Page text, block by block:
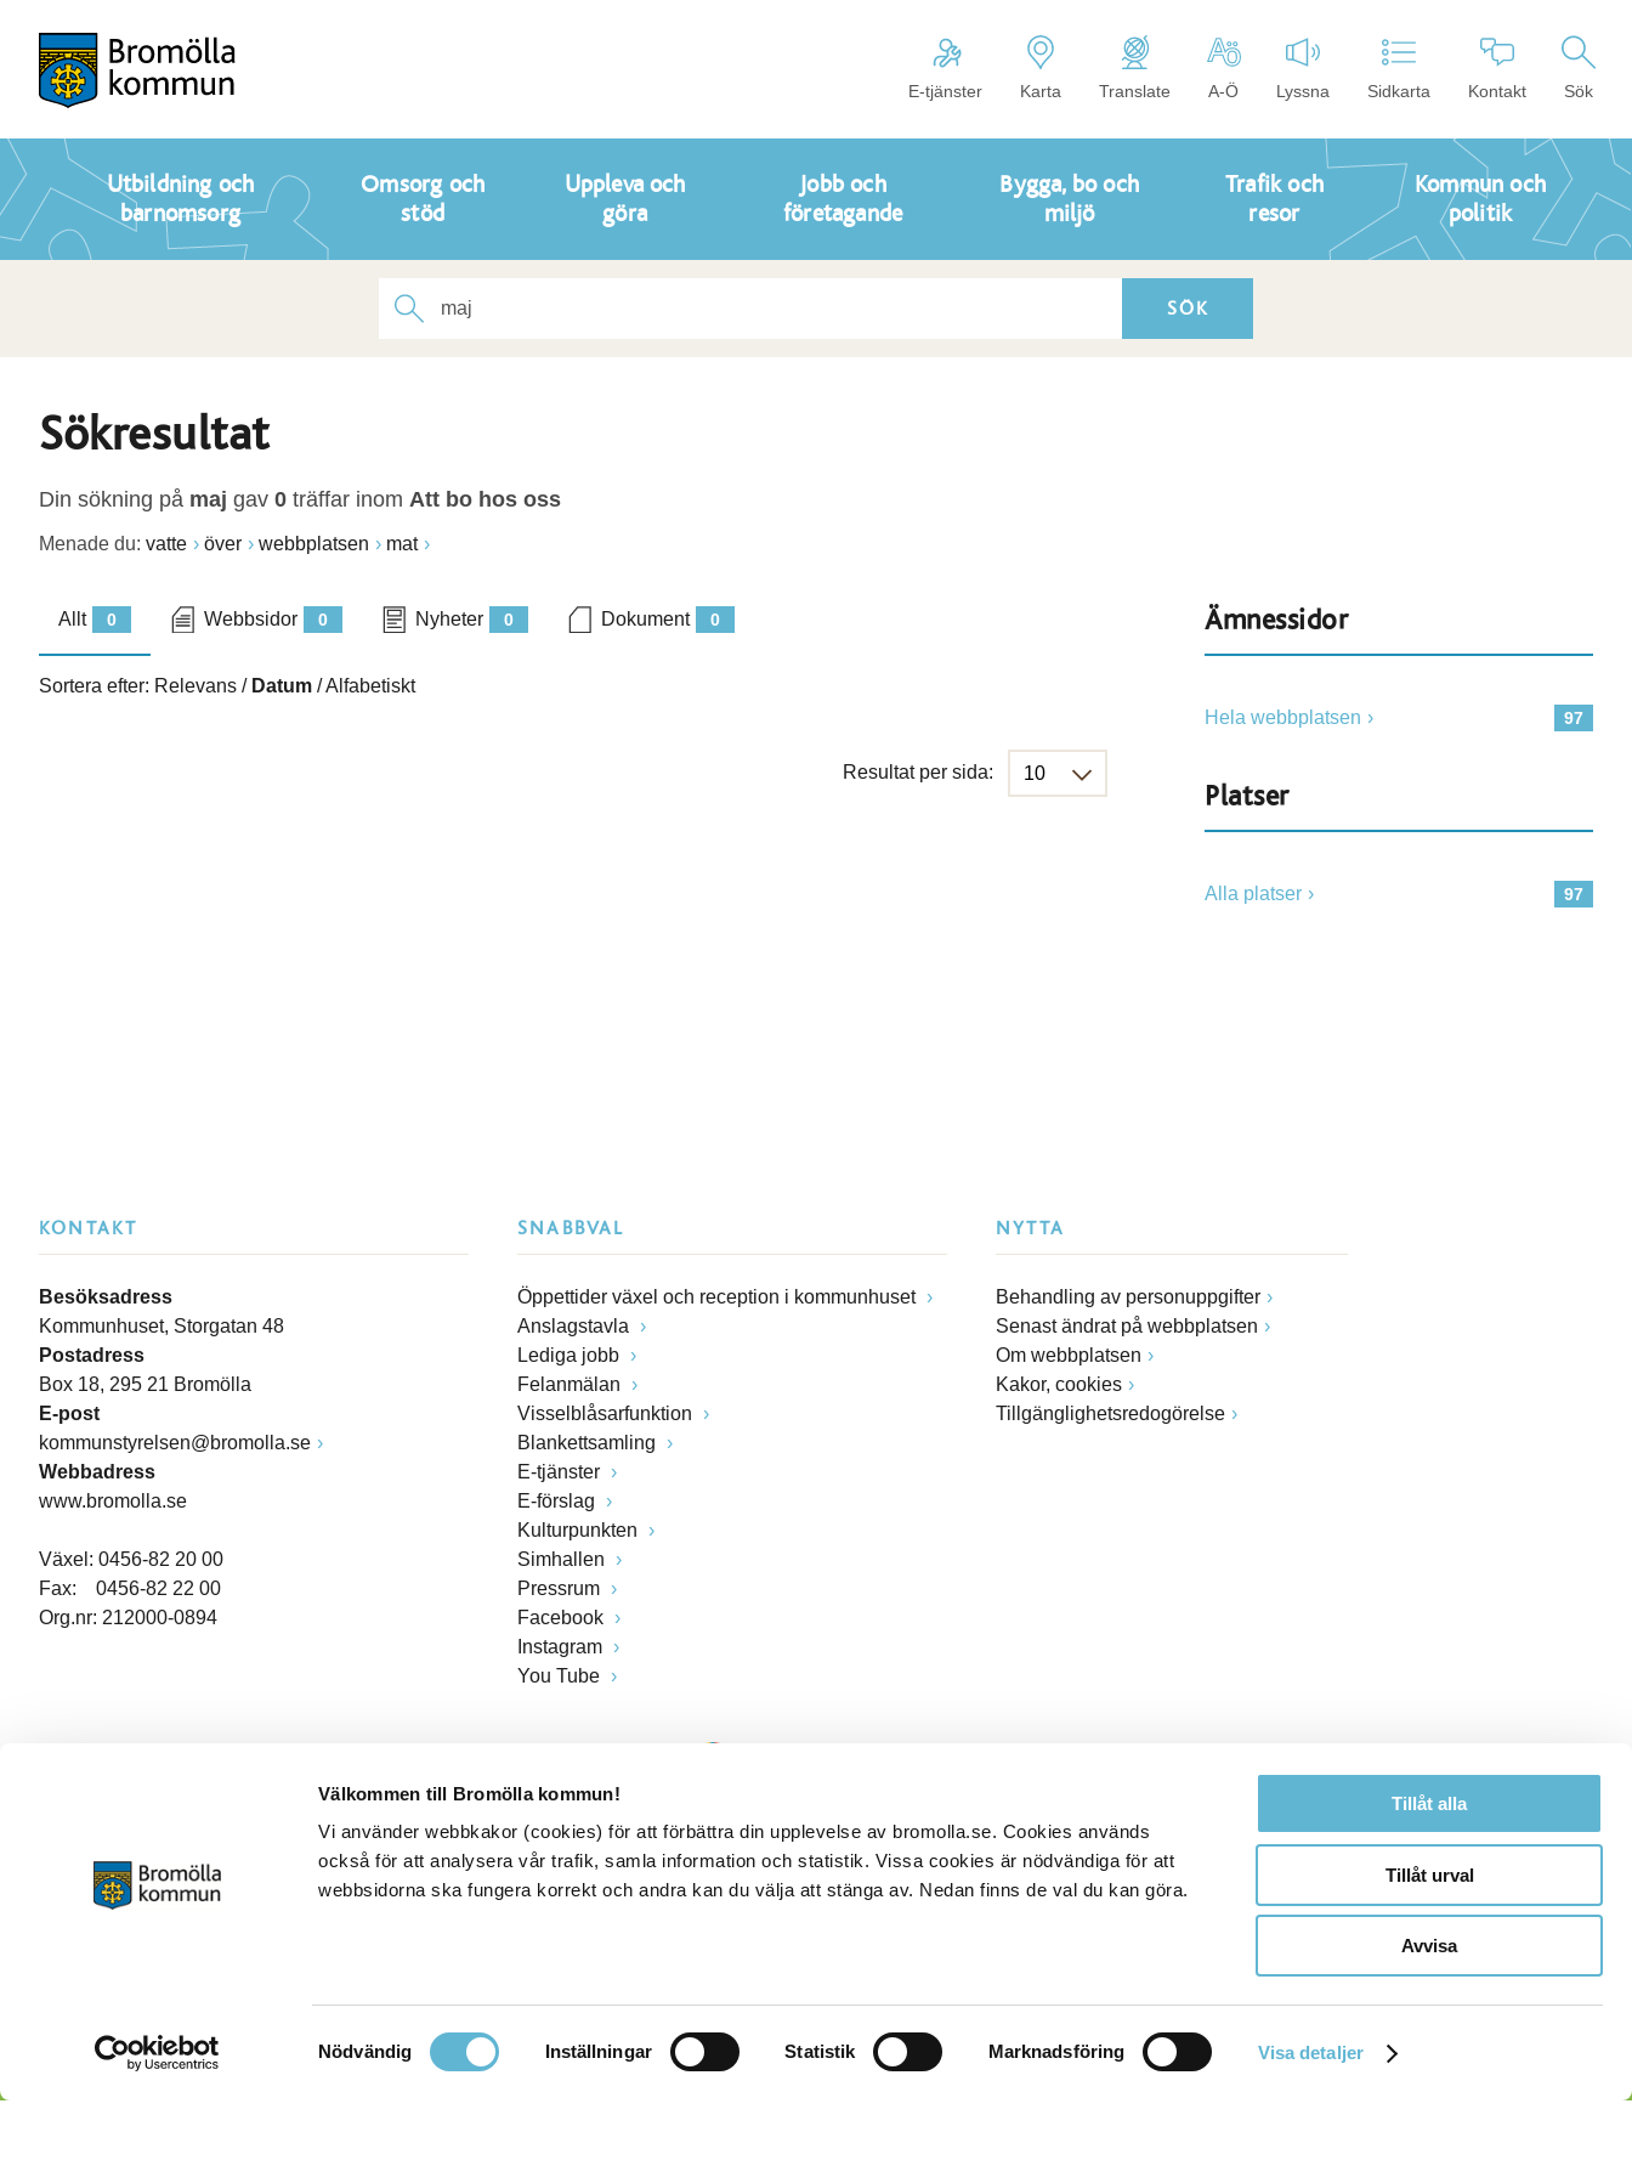
Välkommen till Bromölla kommun!
Vi använder webbkakor (cookies) för att förbättra din upplevelse av bromolla.se. Cookies används
också för att analysera vår trafik, samla information och statistik. Vissa cookies är nödvändiga för att
webbsidorna ska fungera korrekt och andra kan du välja att stänga av. Nedan finns de val du kan göra.
Samtyckesval
Nödvändig Inställningar Statistik Marknadsföring Visa detaljer
Tillåt alla
Tillåt urval
Avvisa
E-tjänster Karta Translate A-Ö Lyssna Sidkarta Kontakt Sök
Utbildning och
barnomsorg
Omsorg och
stöd
Uppleva och
göra
Jobb och
företagande
Bygga, bo och
miljö
Trafik och
resor
Kommun och
politik
Sökresultat
Din sökning på maj gav 0 träffar inom Att bo hos oss
Menade du: vatte över webbplatsen mat
0
Allt 0
Webbsidor 0
Nyheter 0
Dokument
Sortera efter: Relevans / Datum /Alfabetiskt
Resultat per sida:
Ämnessidor
97
Hela webbplatsen
Platser
97
Alla platser
KONTAKT
Besöksadress
Kommunhuset, Storgatan 48
Postadress
Box 18, 295 21 Bromölla
E-post
kommunstyrelsen@bromolla.se
Webbadress
www.bromolla.se
Växel: 0456-82 20 00
Fax: 0456-82 22 00
Org.nr: 212000-0894
SNABBVAL
Öppettider växel och reception i kommunhuset
Anslagstavla
Lediga jobb
Felanmälan
Visselblåsarfunktion
Blankettsamling
E-tjänster
E-förslag
Kulturpunkten
Simhallen
Pressrum
Facebook
Instagram
You Tube
NYTTA
Behandling av personuppgifter
Senast ändrat på webbplatsen
Om webbplatsen
Kakor, cookies
Tillgänglighetsredogörelse